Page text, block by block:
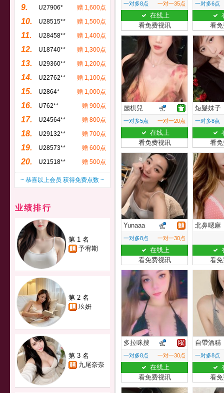
9. U27906* 赠 1,600点
10. U28515** 赠 1,500点
11. U28458** 赠 1,400点
12. U18740** 赠 1,300点
13. U29360** 赠 1,200点
14. U22762** 赠 1,100点
15. U2864* 赠 1,000点
16. U762** 赠 900点
17. U24564** 赠 800点
18. U29132** 赠 700点
19. U28573** 赠 600点
20. U21518** 赠 500点
~ 恭喜以上会员 获得免费点数 ~
业绩排行
第 1 名
予宥期
第 2 名
玖妍
第 3 名
九尾奈奈
一对多8点 一对一35点
在线上
看免费视讯
一对多6点
看
麗棋兒
一对多5点 一对一20点
在线上
看免费视讯
短髮妹子
一对多8点
看
Yunaaa
一对多8点 一对一30点
在线上
看免费视讯
北鼻嗯麻
看
多拉咪搜
一对多8点 一对一30点
在线上
看免费视讯
自帶酒精
一对多8点
看